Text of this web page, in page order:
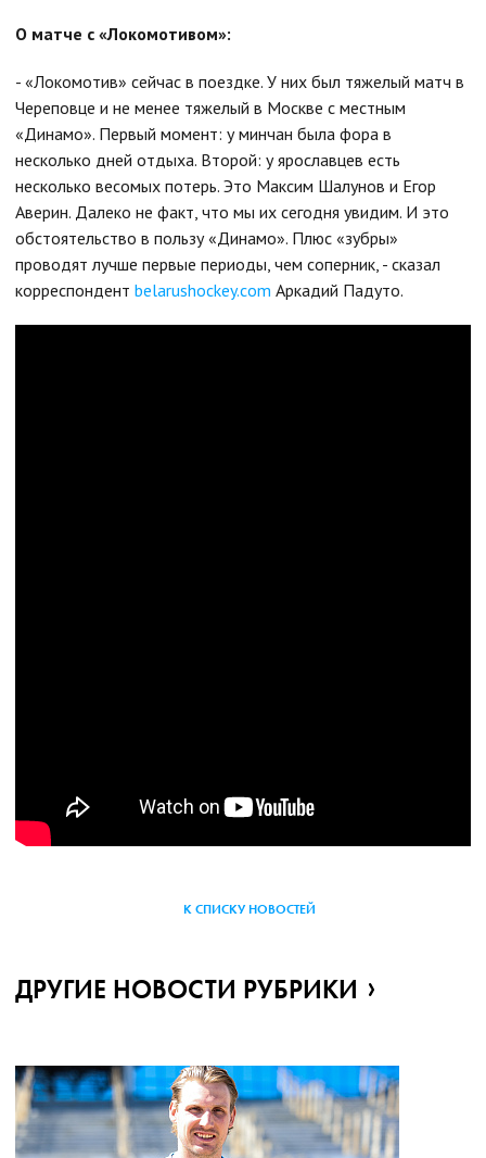
О матче с «Локомотивом»:
- «Локомотив» сейчас в поездке. У них был тяжелый матч в
Череповце и не менее тяжелый в Москве с местным
«Динамо». Первый момент: у минчан была фора в
несколько дней отдыха. Второй: у ярославцев есть
несколько весомых потерь. Это Максим Шалунов и Егор
Аверин. Далеко не факт, что мы их сегодня увидим. И это
обстоятельство в пользу «Динамо». Плюс «зубры»
проводят лучше первые периоды, чем соперник, - сказал
корреспондент belarushockey.com Аркадий Падуто.
К СПИСКУ НОВОСТЕЙ
ДРУГИЕ НОВОСТИ РУБРИКИ